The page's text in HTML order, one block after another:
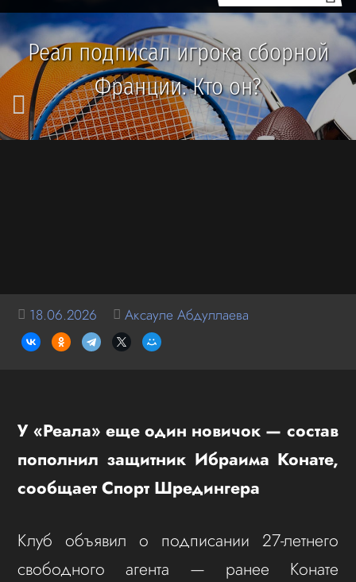
Реал подписал игрока сборной
Франции. Кто он?
18.06.2026 Аксауле Абдуллаева
У «Реала» еще один новичок — состав
пополнил защитник Ибраима Конате,
сообщает Спорт Шредингера
Клуб объявил о подписании 27-летнего
свободного агента — ранее Конате